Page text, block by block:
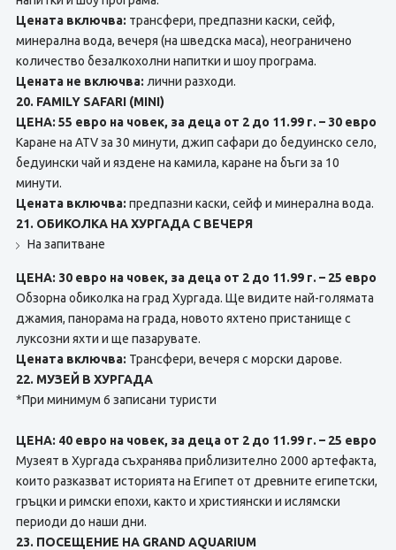
Цената включва: трансфери, предпазни каски, сейф,
минерална вода, вечеря (на шведска маса), неограничено
количество безалкохолни напитки и шоу програма.
Цената не включва: лични разходи.
20. FAMILY SAFARI (MINI)
ЦЕНА: 55 евро на човек, за деца от 2 до 11.99 г. – 30 евро
Каране на ATV за 30 минути, джип сафари до бедуинско село,
бедуински чай и яздене на камила, каране на бъги за 10
минути.
Цената включва: предпазни каски, сейф и минерална вода.
21. ОБИКОЛКА НА ХУРГАДА С ВЕЧЕРЯ
На запитване
ЦЕНА: 30 евро на човек, за деца от 2 до 11.99 г. – 25 евро
Обзорна обиколка на град Хургада. Ще видите най-голямата
джамия, панорама на града, новото яхтено пристанище с
луксозни яхти и ще пазарувате.
Цената включва: Трансфери, вечеря с морски дарове.
22. МУЗЕЙ В ХУРГАДА
*При минимум 6 записани туристи
ЦЕНА: 40 евро на човек, за деца от 2 до 11.99 г. – 25 евро
Музеят в Хургада съхранява приблизително 2000 артефакта,
които разказват историята на Египет от древните египетски,
гръцки и римски епохи, както и християнски и ислямски
периоди до наши дни.
23. ПОСЕЩЕНИЕ НА GRAND AQUARIUM